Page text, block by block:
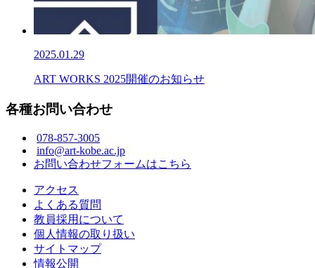
2025.01.29
ART WORKS 2025開催のお知らせ
各種お問い合わせ
078-857-3005
info@art-kobe.ac.jp
お問い合わせフォームはこちら
アクセス
よくある質問
教員採用について
個人情報の取り扱い
サイトマップ
情報公開